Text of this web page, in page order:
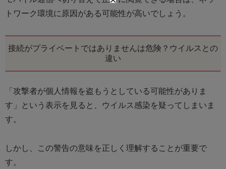
トワーク環境に原因がある可能性が高いでしょう。
接続がプライベートではありませんは危険？ウイルスとの
違い
「攻撃者が個人情報を盗もうとしている可能性がありま
す」という表示を見ると、ウイルス感染を疑ってしまいま
す。
しかし、この警告の意味を正しく理解することが重要で
す。